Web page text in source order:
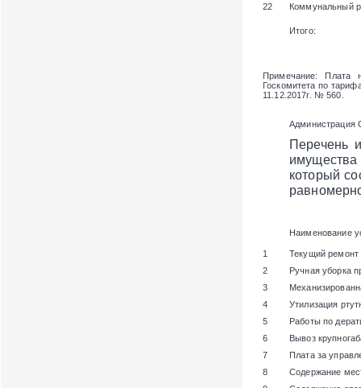
22 Коммунальный
Итого:
Примечание: Плата
Госкомитета по
11.12.2017г. № 560.
Администрация
Перечень
который
Наименование
1
Текущий ремонт
2
Ручная уборка
3
4
Утилизация
5
Работы по
6
Вывоз
7
Плата за
8
Содержание